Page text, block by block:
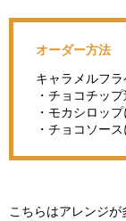
オーダー方法
キャラメルフラ
・チョコチッ
・モカシロッ
・チョコソー
こちらはアレンジ